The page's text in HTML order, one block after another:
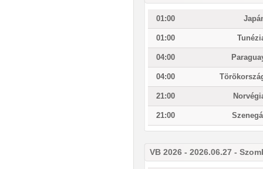
01:00
01:00
04:00
04:00
21:00
21:00
VB 2026 - 2026.06.27 -